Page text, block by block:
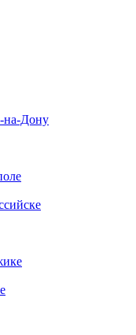
на-Дону